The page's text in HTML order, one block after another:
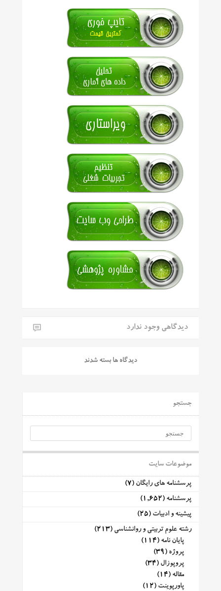
دیدگاهی وجود ندارد
دیدگاه ها بسته شدند
جستجو
موضوعات سایت
پرسشنامه های رایگان (7)
پرسشنامه (1,652)
پیشینه و ادبیات (25)
رشته علوم تربیتی و روانشناسی (213)
پایان نامه (114)
پروژه (39)
پروپوزال (34)
مقاله (14)
پاورپوینت (12)